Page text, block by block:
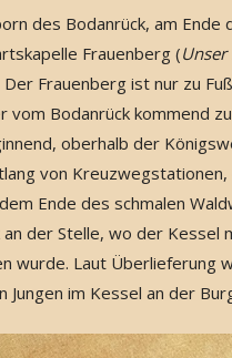
des Bodanrück, am
Frauenberg (Unser
Frauenberg ist nur zu
vom Bodanrück kommend
oberhalb der
von
Ende des schmalen
an der Stelle, wo der
wurde. Laut Überlieferung
im Kessel an der